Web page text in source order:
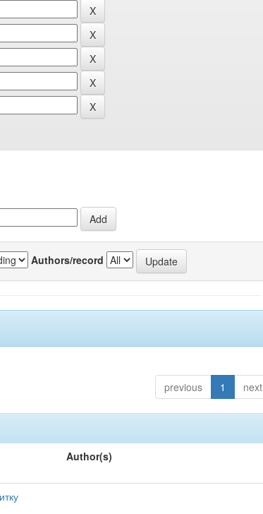
Authors/record
previous 1 next
Author(s)